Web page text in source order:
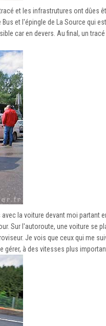
et les infrastrutures ont dûes
et l'épingle de La Source qui
car en devers. Au final, un
la voiture devant moi partant
Sur l'autoroute, une voiture se
Je vois que ceux qui me
à des vitesses plus